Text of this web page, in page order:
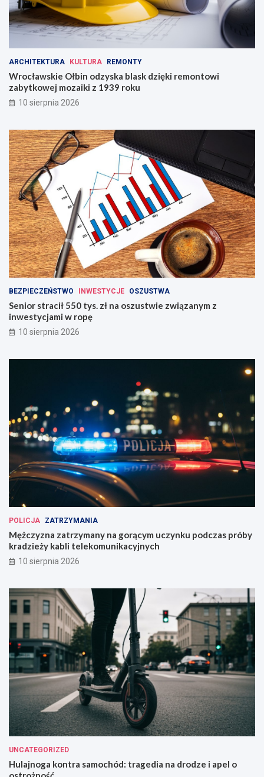
k
a
!
ARCHITEKTURA KULTURA REMONTY
Wrocławskie Ołbin odzyska blask dzięki remontowi
zabytkowej mozaiki z 1939 roku
10 sierpnia 2026
BEZPIECZEŃSTWO INWESTYCJE OSZUSTWA
Senior stracił 550 tys. zł na oszustwie związanym z
inwestycjami w ropę
10 sierpnia 2026
POLICJA ZATRZYMANIA
Mężczyzna zatrzymany na gorącym uczynku podczas próby
kradzieży kabli telekomunikacyjnych
10 sierpnia 2026
UNCATEGORIZED
Hulajnoga kontra samochód: tragedia na drodze i apel o